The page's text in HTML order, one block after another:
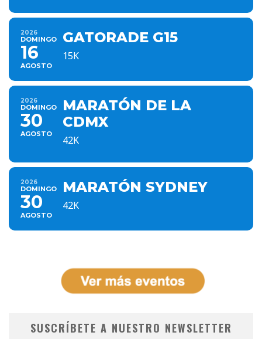
2026
DOMINGO
16
AGOSTO
GATORADE G15
15K
2026
DOMINGO
30
AGOSTO
MARATÓN DE LA
CDMX
42K
2026
DOMINGO
30
AGOSTO
MARATÓN SYDNEY
42K
SUSCRÍBETE A NUESTRO NEWSLETTER